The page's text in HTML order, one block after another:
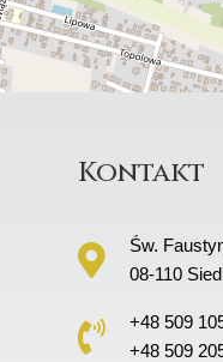
Kontakt
Św.
08-110
+48 509
+48 509